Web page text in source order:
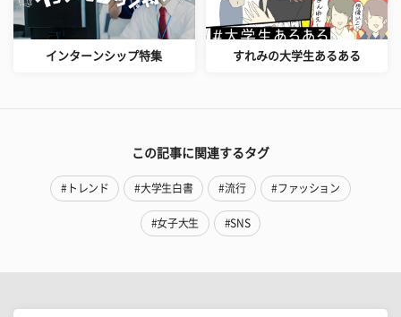
インターンシップ特集 すれみの大学生あるある
この記事に関連するタグ
#トレンド #大学生白書 #流行 #ファッション
#女子大生 #SNS